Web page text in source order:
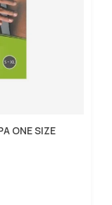
ONE SIZE